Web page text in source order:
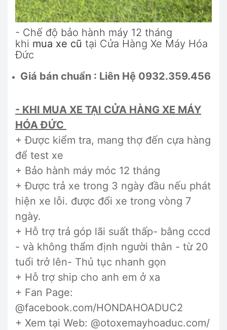
- Chế độ bảo hành máy 12 tháng
khi mua xe cũ tại Cửa Hàng Xe Máy Hóa
Đức
Giá bán chuẩn : Liên Hệ 0932.359.456
- KHI MUA XE TẠI CỬA HÀNG XE MÁY
HÓA ĐỨC
+ Được kiểm tra, mang thợ đến cựa hàng
để test xe
+ Bảo hành máy móc 12 tháng
+ Được trả xe trong 3 ngày đầu nếu phát
hiện xe lỗi. được đổi xe trong vòng 7
ngày.
+ Hỗ trợ trả góp lãi suất thấp- bằng cccd
- và không thẩm định người thân - từ 20
tuổi trở lên- Thủ tục nhanh gọn
+ Hỗ trợ ship cho anh em ở xa
+ Fan Page:
@facebook.com/HONDAHOADUC2
+ Xem tại Web: @otoxemayhoaduc.com/